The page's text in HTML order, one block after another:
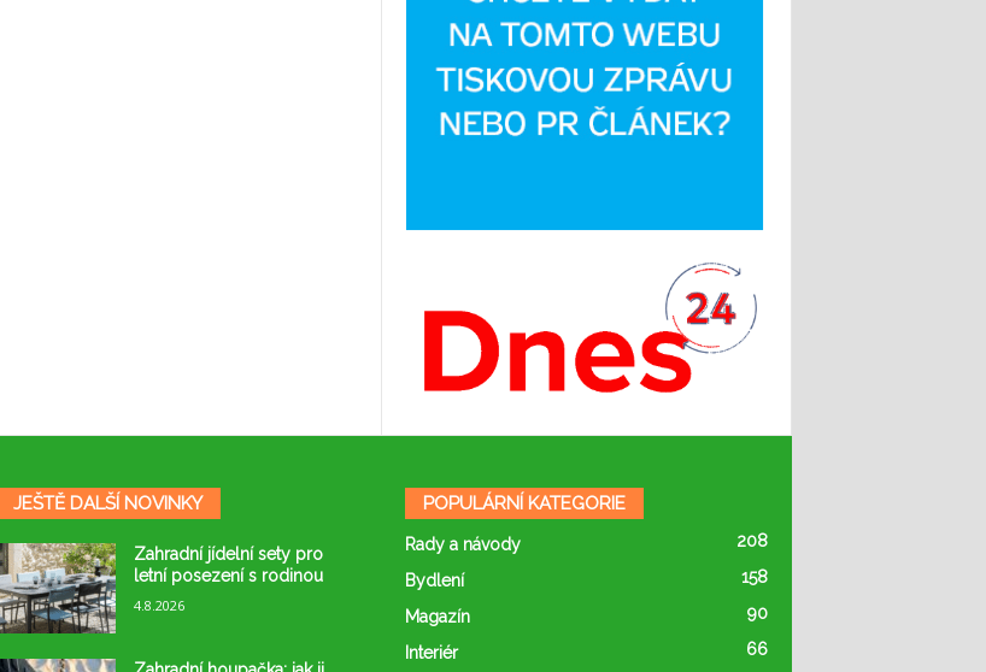
JEŠTĚ DALŠÍ NOVINKY
Zahradní jídelní sety pro
letní posezení s rodinou
4.8.2026
POPULÁRNÍ KATEGORIE
Rady a návody 208
Bydlení 158
Magazín 90
Interiér 66